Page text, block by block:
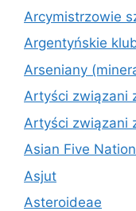
Arcymistrzowie
Argentyńskie
Arseniany
Artyści związani
Artyści związani
Asian Five
Asjut
Asteroideae